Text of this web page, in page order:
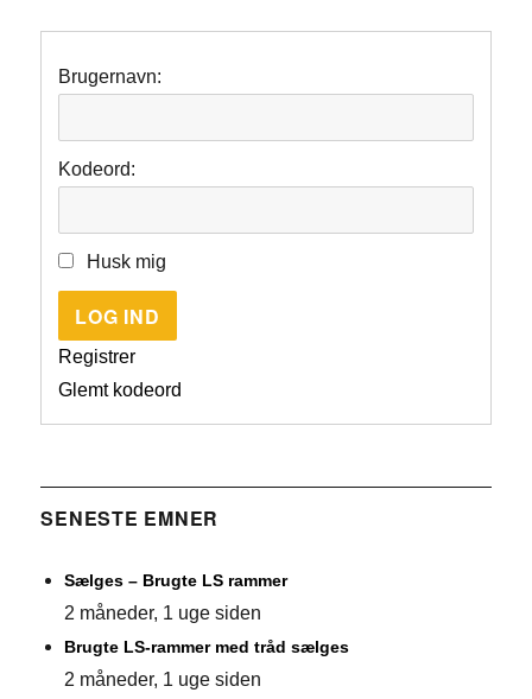
Brugernavn:
Kodeord:
Husk mig
LOG IND
Registrer
Glemt kodeord
SENESTE EMNER
Sælges – Brugte LS rammer
2 måneder, 1 uge siden
Brugte LS-rammer med tråd sælges
2 måneder, 1 uge siden